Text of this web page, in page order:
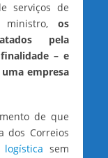
serviços de
os
pela
– e
empresa
de que
dos Correios
sem